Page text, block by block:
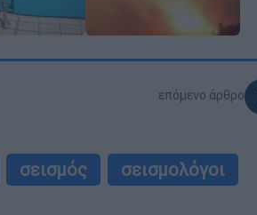
επόμενο άρθρο
σεισμός
σεισμολόγοι